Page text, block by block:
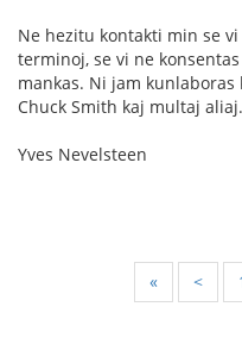
Ne hezitu kontakti min se
terminoj, se vi ne
mankas. Ni jam
Chuck Smith kaj multaj aliaj.
Yves Nevelsteen
« <